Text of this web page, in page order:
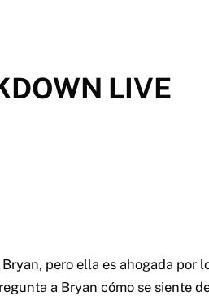
LIVE
pero ella es ahogada por
a Bryan cómo se siente